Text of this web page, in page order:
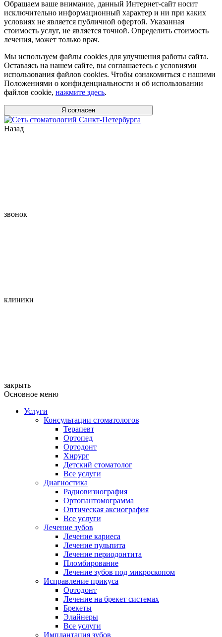
Обращаем ваше внимание, данный Интернет-сайт носит
исключительно информационный характер и ни при каких
условиях не является публичной офертой. Указанная
стоимость услуг, не является точной. Определить стоимость
лечения, может только врач.
Мы используем файлы cookies для улучшения работы сайта.
Оставаясь на нашем сайте, вы соглашаетесь с условиями
использования файлов cookies. Чтобы ознакомиться с нашими
Положениями о конфиденциальности и об использовании
файлов cookie, нажмите здесь.
Я согласен
Назад
звонок
клиники
закрыть
Основное меню
Услуги
Консультации стоматологов
Терапевт
Ортопед
Ортодонт
Хирург
Детский стоматолог
Все услуги
Диагностика
Радиовизиография
Ортопантомограмма
Оптическая аксиография
Все услуги
Лечение зубов
Лечение кариеса
Лечение пульпита
Лечение периодонтита
Пломбирование
Лечение зубов под микроскопом
Исправление прикуса
Ортодонт
Лечение на брекет системах
Брекеты
Элайнеры
Все услуги
Имплантация зубов